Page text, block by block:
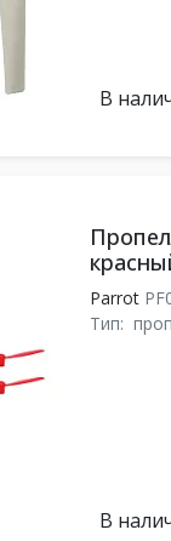
В
Parrot
Тип:
В